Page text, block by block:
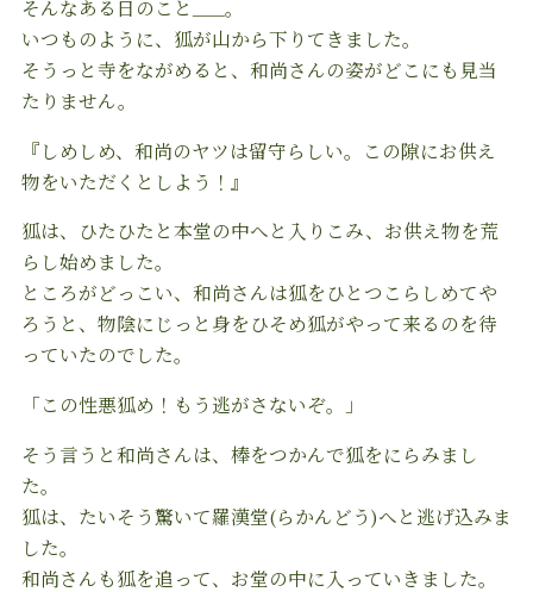
そんなある日のこと___。
いつものように、狐が山から下りてきました。
そうっと寺をながめると、和尚さんの姿がどこにも見当
たりません。
『しめしめ、和尚のヤツは留守らしい。この隙にお供え
物をいただくとしよう！』
狐は、ひたひたと本堂の中へと入りこみ、お供え物を荒
らし始めました。
ところがどっこい、和尚さんは狐をひとつこらしめてや
ろうと、物陰にじっと身をひそめ狐がやって来るのを待
っていたのでした。
「この性悪狐め！もう逃がさないぞ。」
そう言うと和尚さんは、棒をつかんで狐をにらみまし
た。
狐は、たいそう驚いて羅漢堂(らかんどう)へと逃げ込みま
した。
和尚さんも狐を追って、お堂の中に入っていきました。